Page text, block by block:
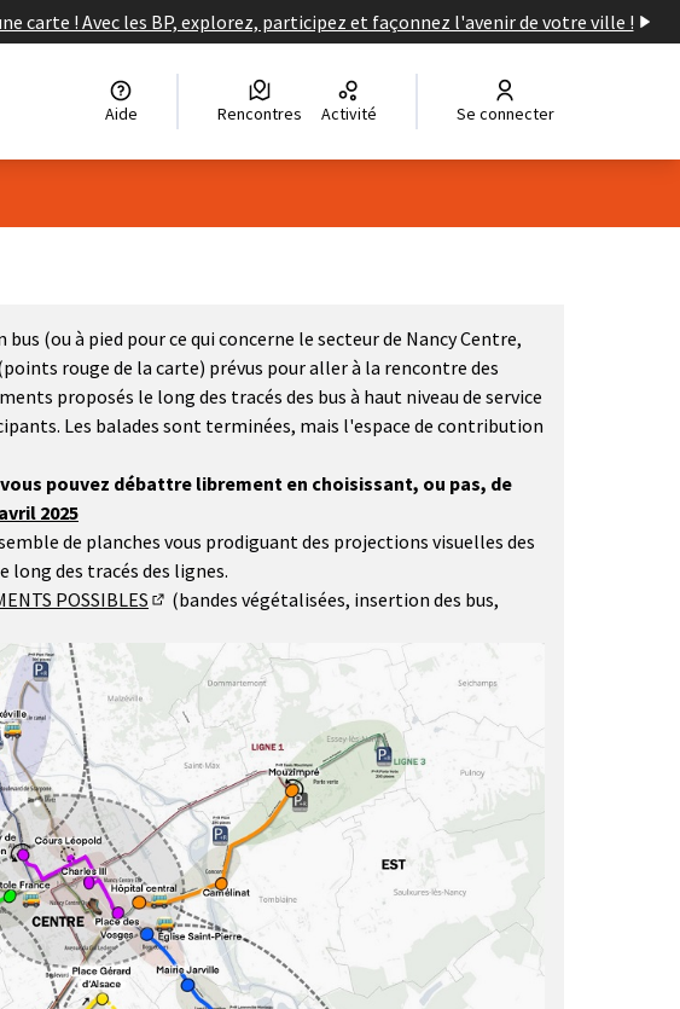
carte ! Avec les BP, explorez, participez et façonnez l'avenir de votre ville !
Aide Rencontres Activité Se connecter
(ou à pied pour ce qui concerne le secteur de Nancy Centre,
rouge de la carte) prévus pour aller à la rencontre des
proposés le long des tracés des bus à haut niveau de service
Les balades sont terminées, mais l'espace de contribution
dans un nouvel onglet)
pouvez débattre librement en choisissant, ou pas, de
2025
de planches vous prodiguant des projections visuelles des
long des tracés des lignes.
POSSIBLES
(bandes végétalisées, insertion des bus,